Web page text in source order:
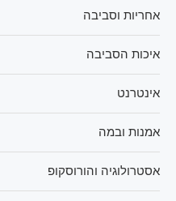
אחריות וסביבה
איכות הסביבה
אינטרנט
אמנות ובמה
אסטרולוגיה והורוסקופ